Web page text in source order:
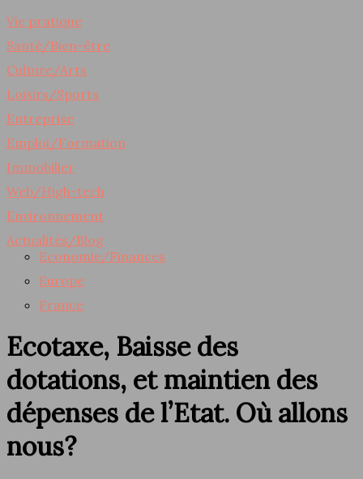
Vie pratique
Santé/Bien-être
Culture/Arts
Loisirs/Sports
Entreprise
Emploi/Formation
Immobilier
Web/High-tech
Environnement
Actualités/Blog
Economie/Finances
Europe
France
Ecotaxe, Baisse des
dotations, et maintien des
dépenses de l’Etat. Où allons
nous?